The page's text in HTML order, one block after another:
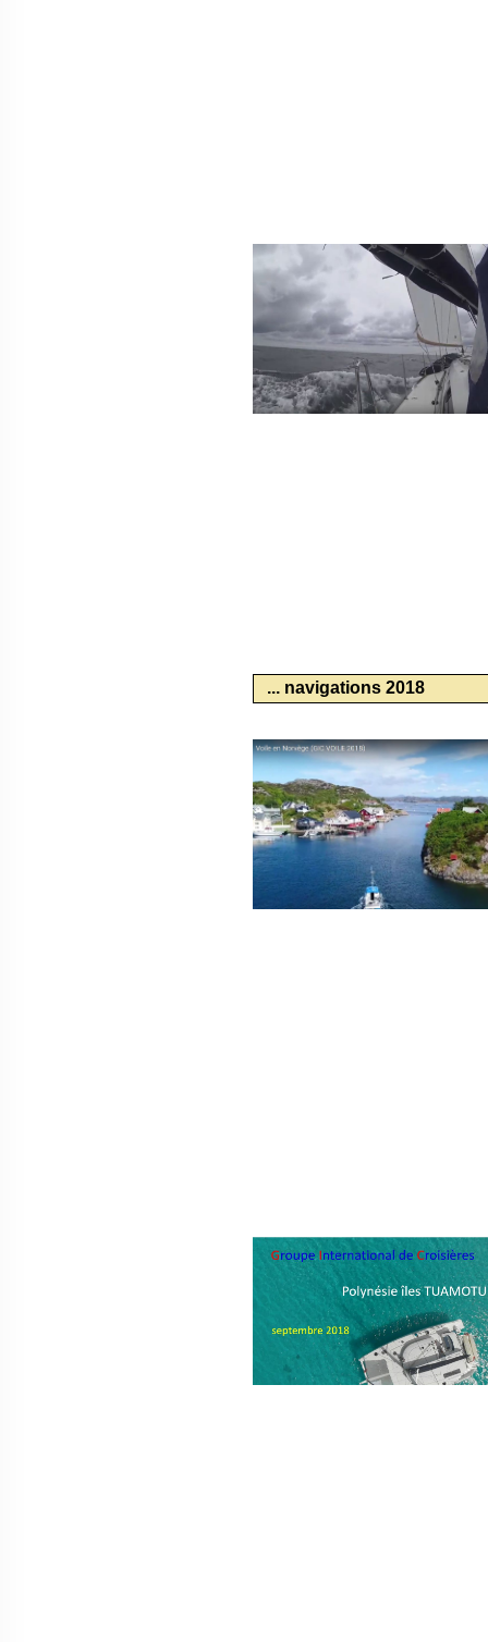
... navigations 2018